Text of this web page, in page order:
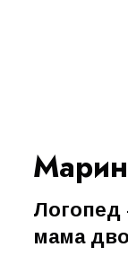
Логопед
мама